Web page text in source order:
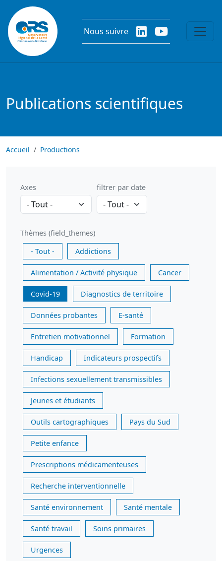
Aller au contenu principal
Nous suivre
Publications scientifiques
Accueil Productions
Axes filtrer par date
Thèmes (field_themes)
- Tout -
Addictions
Alimentation / Activité physique Cancer
Covid-19 Diagnostics de territoire
Données probantes E-santé
Entretien motivationnel Formation
Handicap Indicateurs prospectifs
Infections sexuellement transmissibles
Jeunes et étudiants
Outils cartographiques Pays du Sud
Petite enfance
Prescriptions médicamenteuses
Recherche interventionnelle
Santé environnement Santé mentale
Santé travail Soins primaires
Urgences